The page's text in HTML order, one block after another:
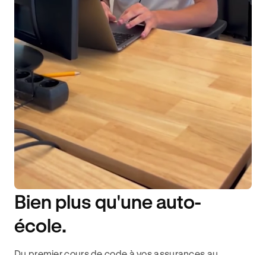
DISPONIBILITÉ 6J/7
Bien plus qu'une auto-
école.